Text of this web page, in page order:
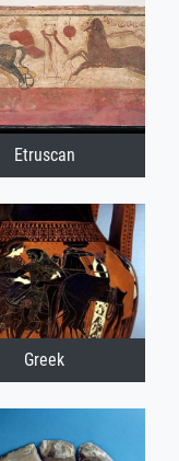
Etruscan
Greek